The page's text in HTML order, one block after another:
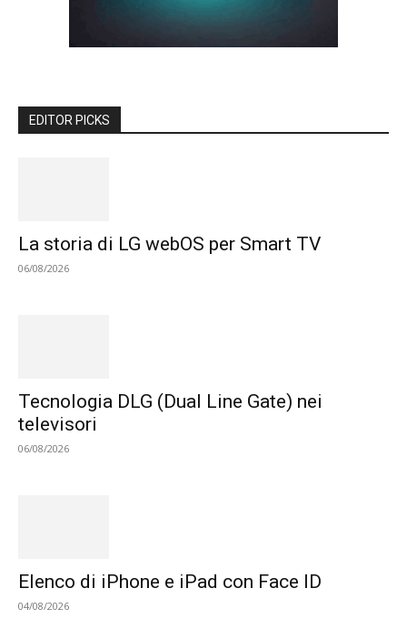
EDITOR PICKS
La storia di LG webOS per Smart TV
06/08/2026
Tecnologia DLG (Dual Line Gate) nei
televisori
06/08/2026
Elenco di iPhone e iPad con Face ID
04/08/2026